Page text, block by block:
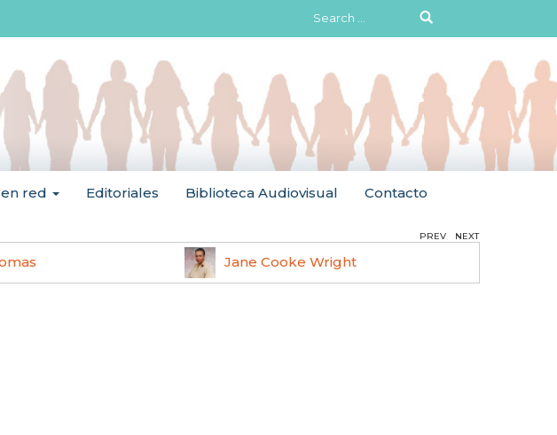
Search
for:
red Editoriales Biblioteca Audiovisual Contacto
Jane Cooke Wright
PREV NEXT